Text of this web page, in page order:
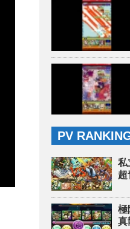
PV
私
極
真